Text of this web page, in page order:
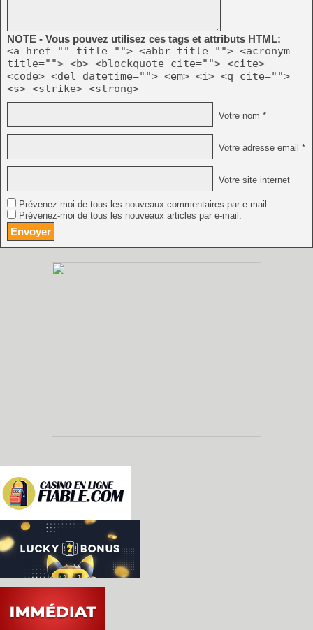
NOTE - Vous pouvez utilisez ces tags et attributs HTML:
<a href="" title=""> <abbr title=""> <acronym
title=""> <b> <blockquote cite=""> <cite>
<code> <del datetime=""> <em> <i> <q cite="">
<s> <strike> <strong>
Votre nom *
Votre adresse email *
Votre site internet
Prévenez-moi de tous les nouveaux commentaires par e-mail.
Prévenez-moi de tous les nouveaux articles par e-mail.